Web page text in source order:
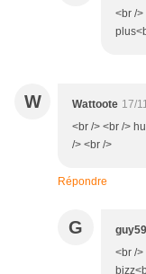
<br /
W Wattoote 17/
<br /> <br />
/> <br />
Répondre
G
<br />